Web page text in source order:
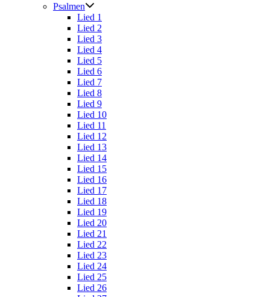
Psalmen
Lied 1
Lied 2
Lied 3
Lied 4
Lied 5
Lied 6
Lied 7
Lied 8
Lied 9
Lied 10
Lied 11
Lied 12
Lied 13
Lied 14
Lied 15
Lied 16
Lied 17
Lied 18
Lied 19
Lied 20
Lied 21
Lied 22
Lied 23
Lied 24
Lied 25
Lied 26